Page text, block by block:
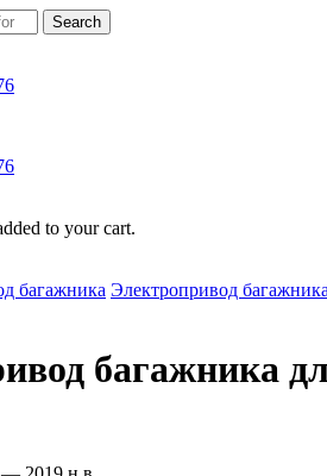
Search
to your cart.
багажника Электропривод
багажника